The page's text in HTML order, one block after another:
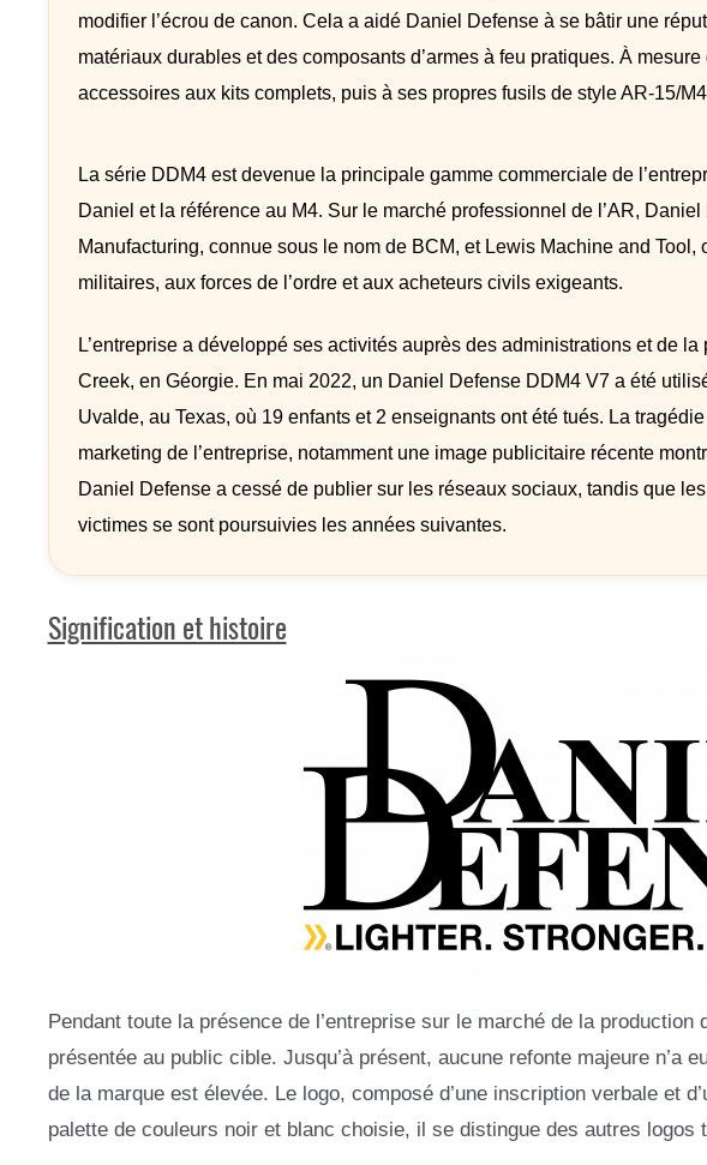
modifier l’écrou de canon. Cela a aidé Daniel Defense à se bâtir une
matériaux durables et des composants d’armes à feu pratiques. À
accessoires aux kits complets, puis à ses propres fusils de style AR-15/
La série DDM4 est devenue la principale gamme commerciale de
Daniel et la référence au M4. Sur le marché professionnel de l’AR,
Manufacturing, connue sous le nom de BCM, et Lewis Machine and Tool,
militaires, aux forces de l’ordre et aux acheteurs civils exigeants.
L’entreprise a développé ses activités auprès des administrations et de
Creek, en Géorgie. En mai 2022, un Daniel Defense DDM4 V7 a été
Uvalde, au Texas, où 19 enfants et 2 enseignants ont été tués. La
marketing de l’entreprise, notamment une image publicitaire récente
Daniel Defense a cessé de publier sur les réseaux sociaux, tandis que
victimes se sont poursuivies les années suivantes.
Signification et histoire
Pendant toute la présence de l’entreprise sur le marché de la production
présentée au public cible. Jusqu’à présent, aucune refonte majeure n’a
de la marque est élevée. Le logo, composé d’une inscription verbale et
palette de couleurs noir et blanc choisie, il se distingue des autres logos